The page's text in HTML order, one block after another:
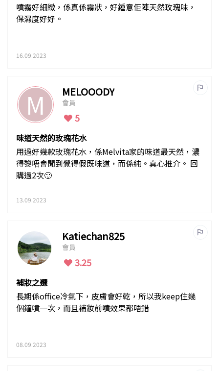
噴霧好細緻，係真係霧狀，好鍾意佢陣天然玫瑰味，
保濕度好好。
16.09.2023
M MELOOODY
會員
5
味道天然的玫瑰花水
用過好幾款玫瑰花水，係Melvita家的味道最天然，濃
得黎唔會聞到覺得假既味道，而係純。真心推介。 回
購過2次🙂
13.09.2023
Katiechan825
會員
3.25
補妝之選
長期係office冷氣下，皮膚會好乾，所以我keep住幾
個鐘噴一次，而且補妝前噴效果都唔錯
08.09.2023